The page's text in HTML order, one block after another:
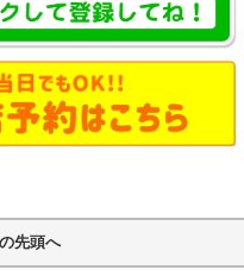
先頭へ